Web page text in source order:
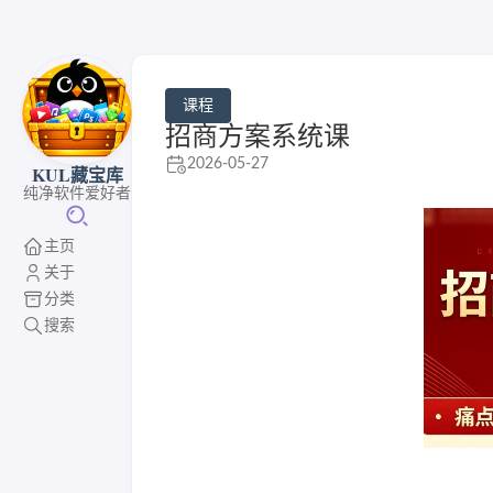
KUL藏宝库
纯净软件爱好者
主页
关于
分类
搜索
课程
招商方案系统课
2026-05-27